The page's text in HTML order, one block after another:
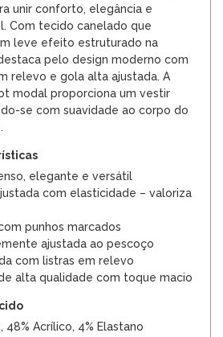
unir conforto, elegância e
Com tecido canelado que
leve efeito estruturado na
pelo design moderno com
relevo e gola alta ajustada. A
modal proporciona um vestir
se com suavidade ao corpo do
elegante e versátil
com elasticidade – valoriza
punhos marcados
ajustada ao pescoço
com listras em relevo
alta qualidade com toque macio
48% Acrílico, 4% Elastano